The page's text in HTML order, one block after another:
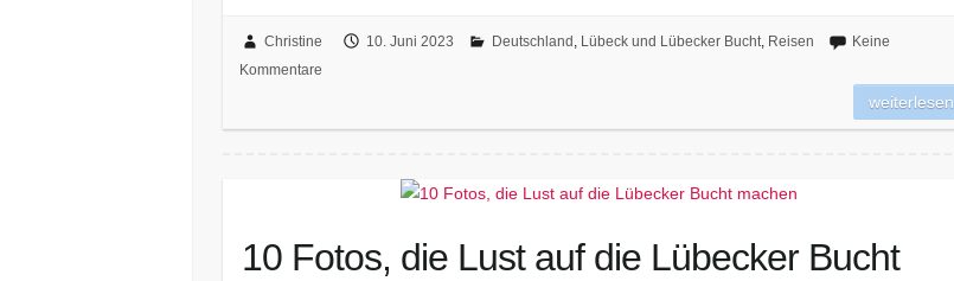
Christine 10. Juni 2023 Deutschland , Lübeck und Lübecker Bucht, Reisen
Keine
Kommentare
weiterlesen
10 Fotos, die Lust auf die Lübecker Bucht